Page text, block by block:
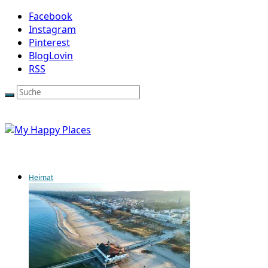
Facebook
Instagram
Pinterest
BlogLovin
RSS
Heimat